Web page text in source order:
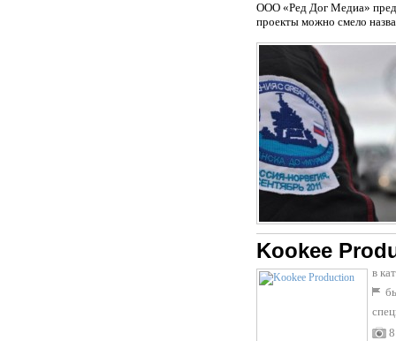
ООО «Ред Дог Медиа»
проекты можно смело
Kookee
в
8